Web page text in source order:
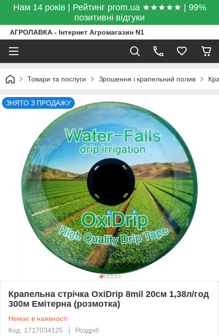
Нам 14 років | Рейтинг prom.ua ★★★★★ | 99%
позитивні відгуки
АГРОЛАВКА - Інтернет Агромагазин N1
Товари та послуги Зрошення і крапельний полив
ЗНЯТО З ПРОДАЖУ
Крапельна стрічка OxiDrip 8mil 20см 1,38л/год
300м Емітерна (розмотка)
Немає в наявності
Код: 1717034125
Роздріб